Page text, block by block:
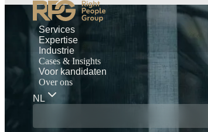
Services
Expertise
Industrie
Cases & Insights
Voor kandidaten
Over ons
NL